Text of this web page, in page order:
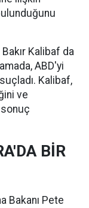
Kalibaf da
ABD'yi
Kalibaf,
ve
BİR
Bakanı Pete